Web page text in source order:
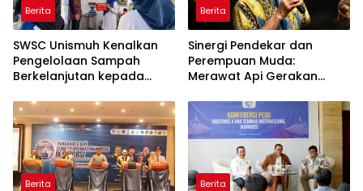
Berita
SWSC Unismuh Kenalkan
Pengelolaan Sampah
Berkelanjutan kepada
Visit
Berita
Sinergi Pendekar dan
Perempuan Muda:
Merawat Api Gerakan
Berita Berita